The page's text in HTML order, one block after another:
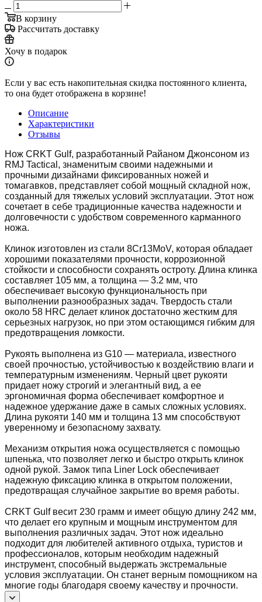
В корзину
Рассчитать доставку
Хочу в подарок
Если у вас есть накопительная скидка постоянного клиента,
то она будет отображена в корзине!
Описание
Характеристики
Отзывы
Нож CRKT Gulf, разработанный Райаном Джонсоном из
RMJ Tactical, знаменитым своими надежными и
прочными дизайнами фиксированных ножей и
томагавков, представляет собой мощный складной нож,
созданный для тяжелых условий эксплуатации. Этот нож
сочетает в себе традиционные качества надежности и
долговечности с удобством современного карманного
ножа.
Клинок изготовлен из стали 8Cr13MoV, которая обладает
хорошими показателями прочности, коррозионной
стойкости и способности сохранять остроту. Длина клинка
составляет 105 мм, а толщина — 3.2 мм, что
обеспечивает высокую функциональность при
выполнении разнообразных задач. Твердость стали
около 58 HRC делает клинок достаточно жестким для
серьезных нагрузок, но при этом остающимся гибким для
предотвращения ломкости.
Рукоять выполнена из G10 — материала, известного
своей прочностью, устойчивостью к воздействию влаги и
температурным изменениям. Черный цвет рукояти
придает ножу строгий и элегантный вид, а ее
эргономичная форма обеспечивает комфортное и
надежное удержание даже в самых сложных условиях.
Длина рукояти 140 мм и толщина 13 мм способствуют
уверенному и безопасному захвату.
Механизм открытия ножа осуществляется с помощью
шпенька, что позволяет легко и быстро открыть клинок
одной рукой. Замок типа Liner Lock обеспечивает
надежную фиксацию клинка в открытом положении,
предотвращая случайное закрытие во время работы.
CRKT Gulf весит 230 грамм и имеет общую длину 242 мм,
что делает его крупным и мощным инструментом для
выполнения различных задач. Этот нож идеально
подходит для любителей активного отдыха, туристов и
профессионалов, которым необходим надежный
инструмент, способный выдержать экстремальные
условия эксплуатации. Он станет верным помощником на
многие годы благодаря своему качеству и прочности.